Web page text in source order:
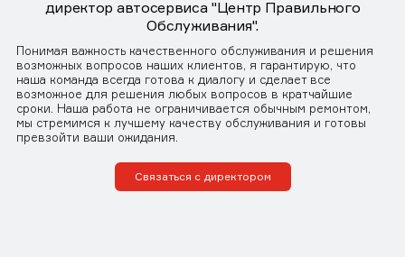
директор автосервиса "Центр Правильного
Обслуживания".
Понимая важность качественного обслуживания и решения
возможных вопросов наших клиентов, я гарантирую, что
наша команда всегда готова к диалогу и сделает все
возможное для решения любых вопросов в кратчайшие
сроки. Наша работа не ограничивается обычным ремонтом,
мы стремимся к лучшему качеству обслуживания и готовы
превзойти ваши ожидания.
Связаться с директором